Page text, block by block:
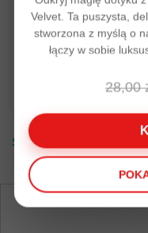
zdrowie. Sprzątanie
domu z...
Czytaj więcej
SUPER PROMOCJE
Velvet. Ta puszysta,
stworzona z myślą o
łączy w sobie
28,00